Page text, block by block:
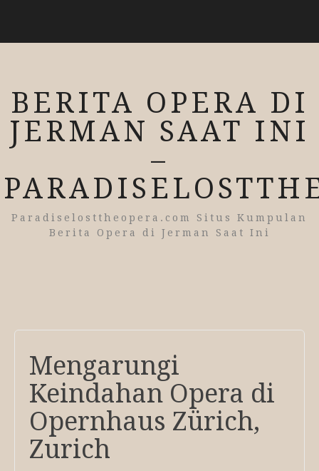
BERITA OPERA DI
JERMAN SAAT INI
–
Paradiselosttheopera.com Situs Kumpulan
Berita Opera di Jerman Saat Ini
Mengarungi
Keindahan Opera di
Opernhaus Zürich,
Zurich